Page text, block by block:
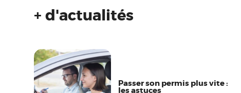
+ d'actualités
Passer son permis plus vite :
les astuces